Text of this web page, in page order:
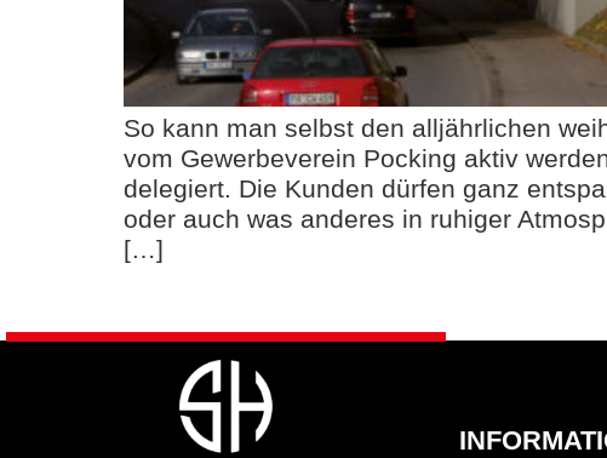
So kann man selbst den alljährlichen
vom Gewerbeverein Pocking aktiv
delegiert. Die Kunden dürfen ganz
oder auch was anderes in ruhiger
[…]